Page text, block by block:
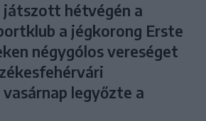
játszott hétvégén a
a jégkorong Erste
négygólos vereséget
legyőzte a